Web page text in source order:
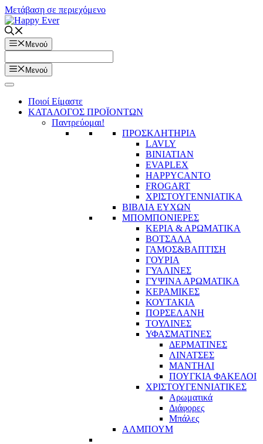
Μετάβαση σε περιεχόμενο
Μενού
Μενού
Ποιοί Είμαστε
ΚΑΤΑΛΟΓΟΣ ΠΡΟΪΟΝΤΩΝ
Παντρεύομαι!
ΠΡΟΣΚΛΗΤΗΡΙΑ
LAVLY
BINIATIAN
EVAPLEX
HAPPYCANTO
FROGART
ΧΡΙΣΤΟΥΓΕΝΝΙΑΤΙΚΑ
ΒΙΒΛΙΑ ΕΥΧΩΝ
ΜΠΟΜΠΟΝΙΕΡΕΣ
ΚΕΡΙΑ & ΑΡΩΜΑΤΙΚΑ
ΒΟΤΣΑΛΑ
ΓΑΜΟΣ&ΒΑΠΤΙΣΗ
ΓΟΥΡΙΑ
ΓΥΑΛΙΝΕΣ
ΓΥΨΙΝΑ ΑΡΩΜΑΤΙΚΑ
ΚΕΡΑΜΙΚΕΣ
ΚΟΥΤΑΚΙΑ
ΠΟΡΣΕΛΑΝΗ
ΤΟΥΛΙΝΕΣ
ΥΦΑΣΜΑΤΙΝΕΣ
ΔΕΡΜΑΤΙΝΕΣ
ΛΙΝΑΤΣΕΣ
ΜΑΝΤΗΛΙ
ΠΟΥΓΚΙΑ ΦΑΚΕΛΟΙ
ΧΡΙΣΤΟΥΓΕΝΝΙΑΤΙΚΕΣ
Αρωματικά
Διάφορες
Μπάλες
ΑΛΜΠΟΥΜ